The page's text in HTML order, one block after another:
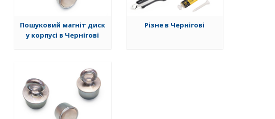
Пошуковий магніт диск
у корпусі в Чернігові
Різне в Чернігові